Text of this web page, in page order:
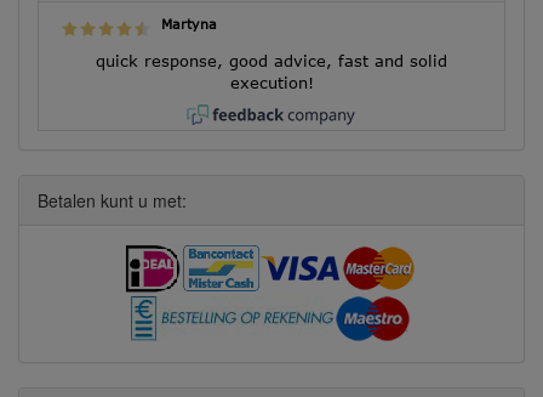
Martyna
quick response, good advice, fast and solid
execution!
Betalen kunt u met: